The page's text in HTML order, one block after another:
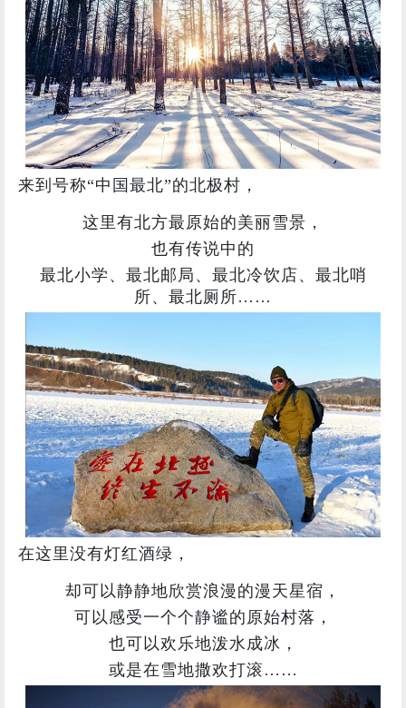
来到号称“中国最北”的北极村，
这里有北方最原始的美丽雪景，
也有传说中的
最北小学、最北邮局、最北冷饮店、最北哨
所、最北厕所……
在这里没有灯红酒绿，
却可以静静地欣赏浪漫的漫天星宿，
可以感受一个个静谧的原始村落，
也可以欢乐地泼水成冰，
或是在雪地撒欢打滚……